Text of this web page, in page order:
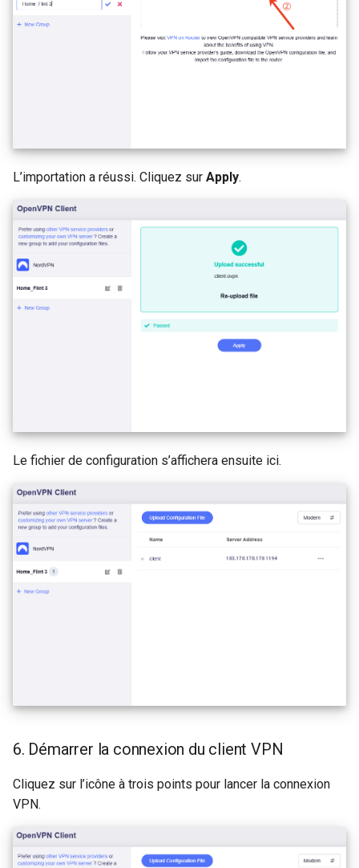
L’importation a réussi. Cliquez sur Apply.
Le fichier de configuration s’affichera ensuite ici.
6. Démarrer la connexion du client VPN
Cliquez sur l’icône à trois points pour lancer la connexion
VPN.